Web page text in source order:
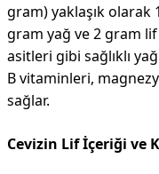
gram) yaklaşık
gram yağ ve 2 gram lif
asitleri gibi sağlıklı
B vitaminleri,
sağlar.
Cevizin Lif İçeriği ve